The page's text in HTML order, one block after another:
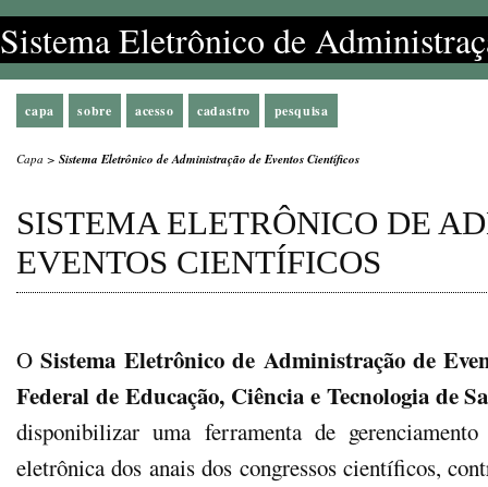
Sistema Eletrônico de
capa sobre acesso cadastro pesquisa
Capa > Sistema Eletrônico de Administração de Eventos Científicos
SISTEMA ELETRÔNICO DE
EVENTOS CIENTÍFICOS
OSistema Eletrônico de Administração de
Federal de Educação, Ciência e Tecnologia de
disponibilizar uma ferramenta de
eletrônica dos anais dos congressos científicos,